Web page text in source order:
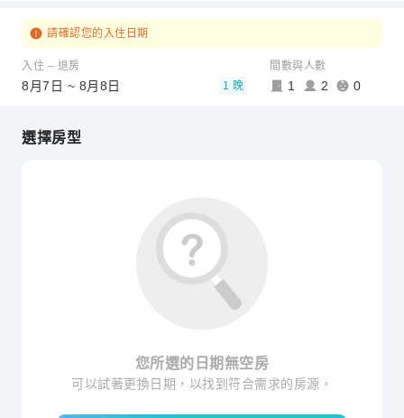
請確認您的入住日期
入住 – 退房
8月7日 ~ 8月8日 1 晚
間數與人數
1 2 0
選擇房型
您所選的日期無空房
可以試著更換日期，以找到符合需求的房源。